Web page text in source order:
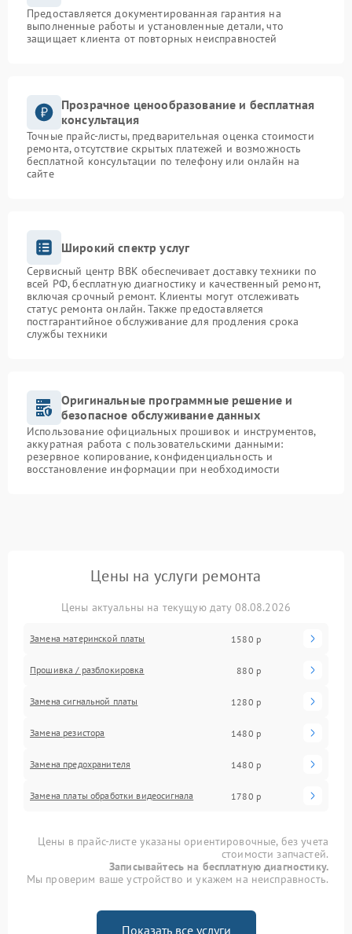
Предоставляется документированная гарантия на
выполненные работы и установленные детали, что
защищает клиента от повторных неисправностей
Прозрачное ценообразование и бесплатная
консультация
Точные прайс-листы, предварительная оценка стоимости
ремонта, отсутствие скрытых платежей и возможность
бесплатной консультации по телефону или онлайн на
сайте
Широкий спектр услуг
Сервисный центр BBK обеспечивает доставку техники по
всей РФ, бесплатную диагностику и качественный ремонт,
включая срочный ремонт. Клиенты могут отслеживать
статус ремонта онлайн. Также предоставляется
постгарантийное обслуживание для продления срока
службы техники
Оригинальные программные решение и
безопасное обслуживание данных
Использование официальных прошивок и инструментов,
аккуратная работа с пользовательскими данными:
резервное копирование, конфиденциальность и
восстановление информации при необходимости
Цены на услуги ремонта
Цены актуальны на текущую дату 08.08.2026
Замена материнской платы 1580 р
Прошивка / разблокировка 880 р
Замена сигнальной платы 1280 р
Замена резистора 1480 р
Замена предохранителя 1480 р
Замена платы обработки видеосигнала 1780 р
Цены в прайс-листе указаны ориентировочные, без учета
стоимости запчастей.
Записывайтесь на бесплатную диагностику.
Мы проверим ваше устройство и укажем на неисправность.
Показать все услуги